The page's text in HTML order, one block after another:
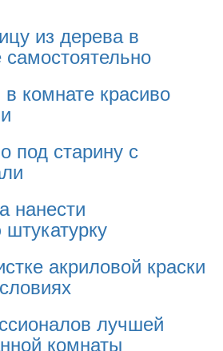
из дерева в
комнате красиво
под старину с
нанести
акриловой краски
лучшей
комнаты